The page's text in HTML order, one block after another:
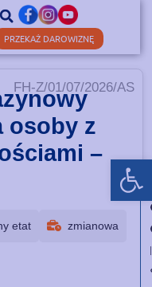
PRZEKAŻ DAROWIZNĘ
osoby z
–
FH-Z/01/07/2026/AS
etat zmianowa